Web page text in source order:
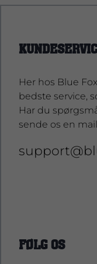
Her hos Blue
bedste service,
Har du
sende os en
FØLG OS